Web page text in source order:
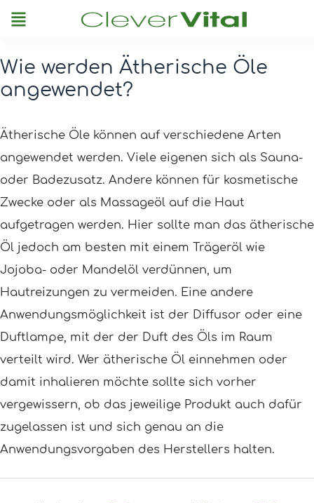
Menu
Wie werden Ätherische Öle
angewendet?
Ätherische Öle können auf verschiedene Arten
angewendet werden. Viele eigenen sich als Sauna-
oder Badezusatz. Andere können für kosmetische
Zwecke oder als Massageöl auf die Haut
aufgetragen werden. Hier sollte man das ätherische
Öl jedoch am besten mit einem Trägeröl wie
Jojoba- oder Mandelöl verdünnen, um
Hautreizungen zu vermeiden. Eine andere
Anwendungsmöglichkeit ist der Diffusor oder eine
Duftlampe, mit der der Duft des Öls im Raum
verteilt wird. Wer ätherische Öl einnehmen oder
damit inhalieren möchte sollte sich vorher
vergewissern, ob das jeweilige Produkt auch dafür
zugelassen ist und sich genau an die
Anwendungsvorgaben des Herstellers halten.
Post
navigation